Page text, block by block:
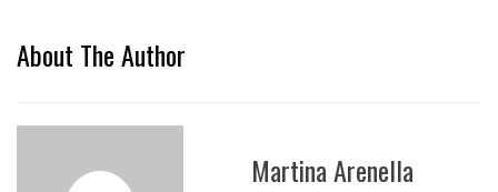
About The Author
Martina Arenella